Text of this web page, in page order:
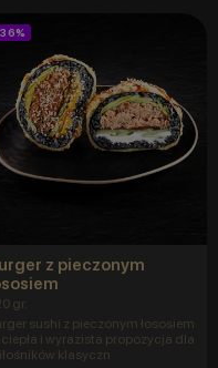
z pieczonym
gr.
sushi z pieczonym łososiem
i wyrazista propozycja dla
klasyczn